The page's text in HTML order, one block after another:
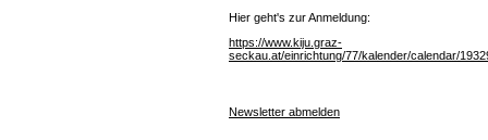
Hier geht's zur Anmeldung:
https://www.kiju.graz-
seckau.at/einrichtung/77/kalender/calendar/
Newsletter abmelden